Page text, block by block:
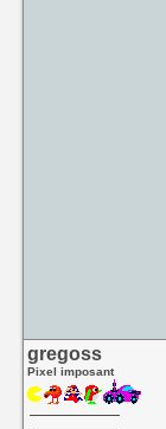
gregoss
Pixel imposant